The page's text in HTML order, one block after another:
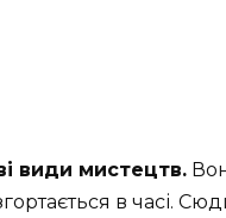
види мистецтв.
в часі.